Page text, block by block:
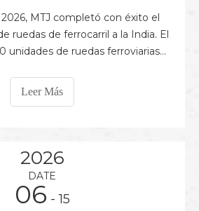
MTJ completó con éxito el
ruedas de ferrocarril a la India. El
unidades de ruedas ferroviarias
unidades de ruedas ferroviarias
un total de 86 ruedas. Como
Leer Más
2026
DATE
06 - 15